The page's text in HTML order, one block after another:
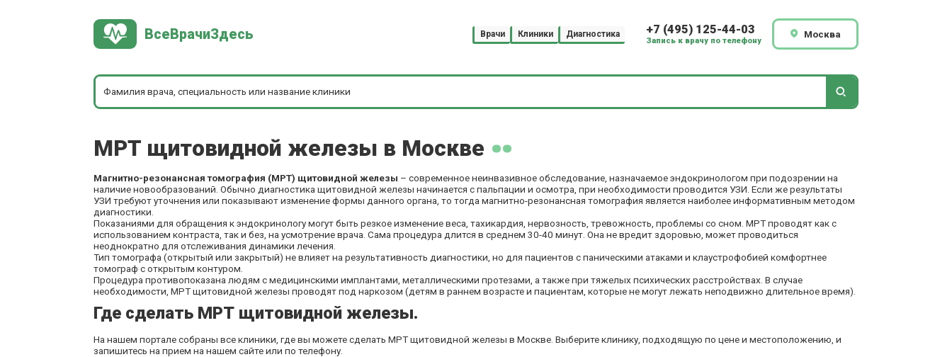
ВсеВрачиЗдесь Врачи Клиники Диагностика +7 (495) 125-44-03
Запись к врачу по телефону
Москва
МРТ щитовидной железы в Москве
Магнитно-резонансная томография (МРТ) щитовидной железы – современное неинвазивное обследование, назначаемое эндокринологом при подозрении на
наличие новообразований. Обычно диагностика щитовидной железы начинается с пальпации и осмотра, при необходимости проводится УЗИ. Если же результаты
УЗИ требуют уточнения или показывают изменение формы данного органа, то тогда магнитно-резонансная томография является наиболее информативным методом
диагностики.
Показаниями для обращения к эндокринологу могут быть резкое изменение веса, тахикардия, нервозность, тревожность, проблемы со сном. МРТ проводят как с
использованием контраста, так и без, на усмотрение врача. Сама процедура длится в среднем 30-40 минут. Она не вредит здоровью, может проводиться
неоднократно для отслеживания динамики лечения.
Тип томографа (открытый или закрытый) не влияет на результативность диагностики, но для пациентов с паническими атаками и клаустрофобией комфортнее
томограф с открытым контуром.
Процедура противопоказана людям с медицинскими имплантами, металлическими протезами, а также при тяжелых психических расстройствах. В случае
необходимости, МРТ щитовидной железы проводят под наркозом (детям в раннем возрасте и пациентам, которые не могут лежать неподвижно длительное время).
Где сделать МРТ щитовидной железы.
На нашем портале собраны все клиники, где вы можете сделать МРТ щитовидной железы в Москве. Выберите клинику, подходящую по цене и местоположению, и
запишитесь на прием на нашем сайте или по телефону.